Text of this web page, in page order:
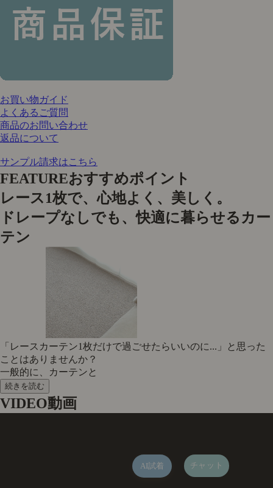
お買い物ガイド
よくあるご質問
商品のお問い合わせ
返品について
サンプル請求はこちら
FEATUREおすすめポイント
レース1枚で、心地よく、美しく。
ドレープなしでも、快適に暮らせるカー
テン
「レースカーテン1枚だけで過ごせたらいいのに...」と思った
ことはありませんか？
一般的に、カーテンと
続きを読む
VIDEO動画
AI試着 チャット